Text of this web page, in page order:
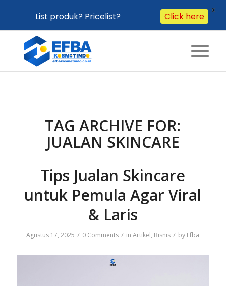
TAG ARCHIVE FOR:
JUALAN SKINCARE
Tips Jualan Skincare
untuk Pemula Agar Viral
& Laris
Agustus 17, 2025 / 0 Comments / inArtikel, Bisnis / by Efba
List produk? Pricelist? Click here
X